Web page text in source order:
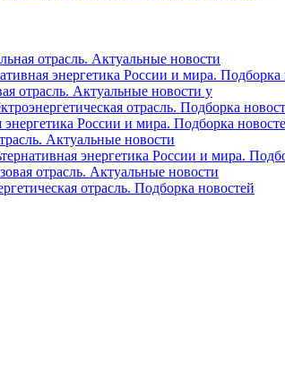
отрасль. Актуальные новости
энергетика России и мира. Подборка
отрасль. Актуальные новости у
отрасль. Подборка
России и мира. Подборка
Актуальные новости
энергетика России и мира.
отрасль. Актуальные новости
отрасль. Подборка новостей